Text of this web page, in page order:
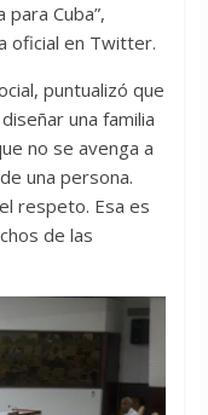
Cuba”,
oficial en Twitter.
puntualizó que
una familia
no se avenga a
una persona.
respeto. Esa es
de las